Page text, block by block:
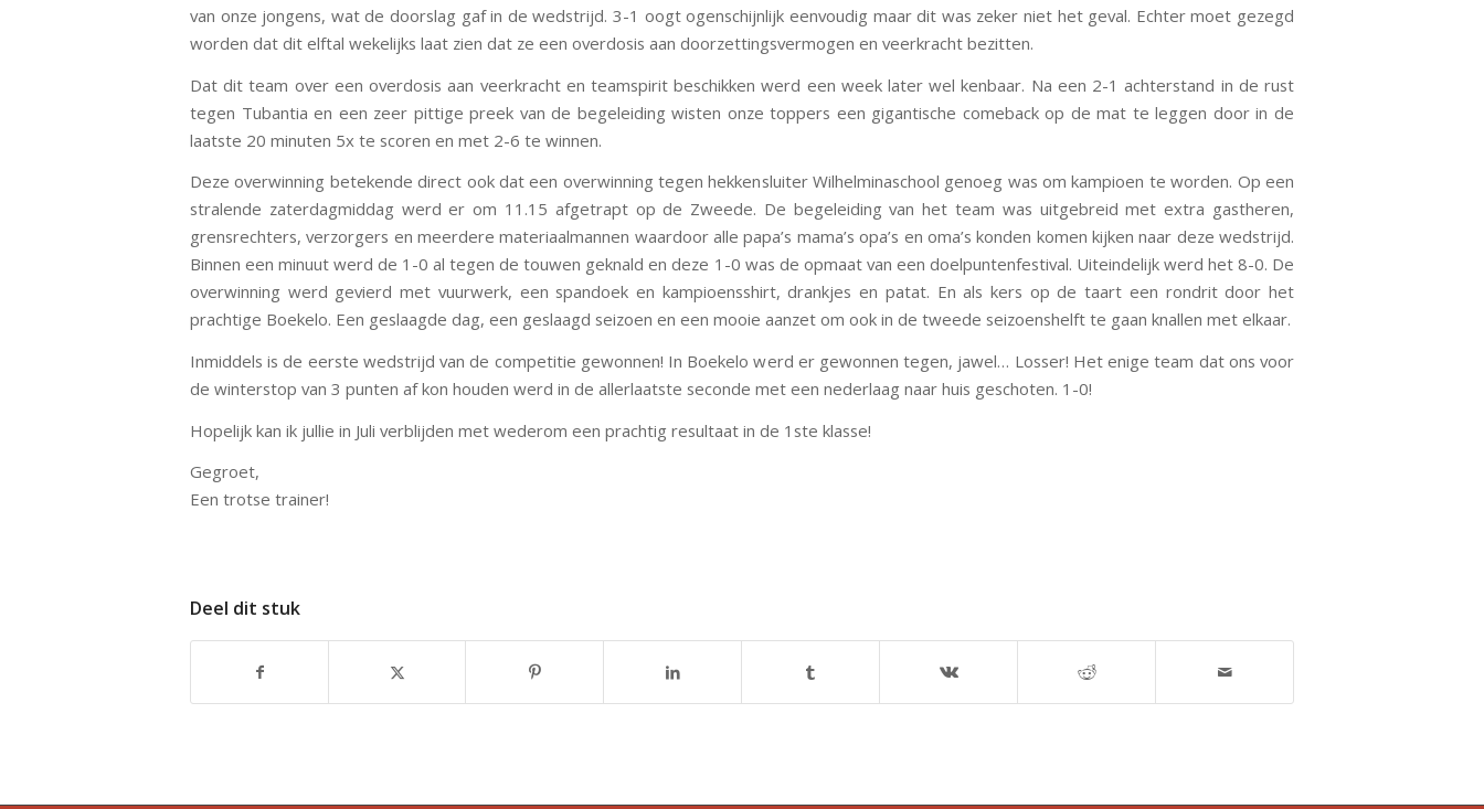
van onze jongens, wat de doorslag gaf in de wedstrijd. 3-1 oogt ogenschijnlijk eenvoudig maar dit was zeker niet het geval. Echter moet gezegd
worden dat dit elftal wekelijks laat zien dat ze een overdosis aan doorzettingsvermogen en veerkracht bezitten.
Dat dit team over een overdosis aan veerkracht en teamspirit beschikken werd een week later wel kenbaar. Na een 2-1 achterstand in de rust
tegen Tubantia en een zeer pittige preek van de begeleiding wisten onze toppers een gigantische comeback op de mat te leggen door in de
laatste 20 minuten 5x te scoren en met 2-6 te winnen.
Deze overwinning betekende direct ook dat een overwinning tegen hekkensluiter Wilhelminaschool genoeg was om kampioen te worden. Op een
stralende zaterdagmiddag werd er om 11.15 afgetrapt op de Zweede. De begeleiding van het team was uitgebreid met extra gastheren,
grensrechters, verzorgers en meerdere materiaalmannen waardoor alle papa’s mama’s opa’s en oma’s konden komen kijken naar deze wedstrijd.
Binnen een minuut werd de 1-0 al tegen de touwen geknald en deze 1-0 was de opmaat van een doelpuntenfestival. Uiteindelijk werd het 8-0. De
overwinning werd gevierd met vuurwerk, een spandoek en kampioensshirt, drankjes en patat. En als kers op de taart een rondrit door het
prachtige Boekelo. Een geslaagde dag, een geslaagd seizoen en een mooie aanzet om ook in de tweede seizoenshelft te gaan knallen met elkaar.
Inmiddels is de eerste wedstrijd van de competitie gewonnen! In Boekelo werd er gewonnen tegen, jawel… Losser! Het enige team dat ons voor
de winterstop van 3 punten af kon houden werd in de allerlaatste seconde met een nederlaag naar huis geschoten. 1-0!
Hopelijk kan ik jullie in Juli verblijden met wederom een prachtig resultaat in de 1ste klasse!
Gegroet,
Een trotse trainer!
Deel dit stuk